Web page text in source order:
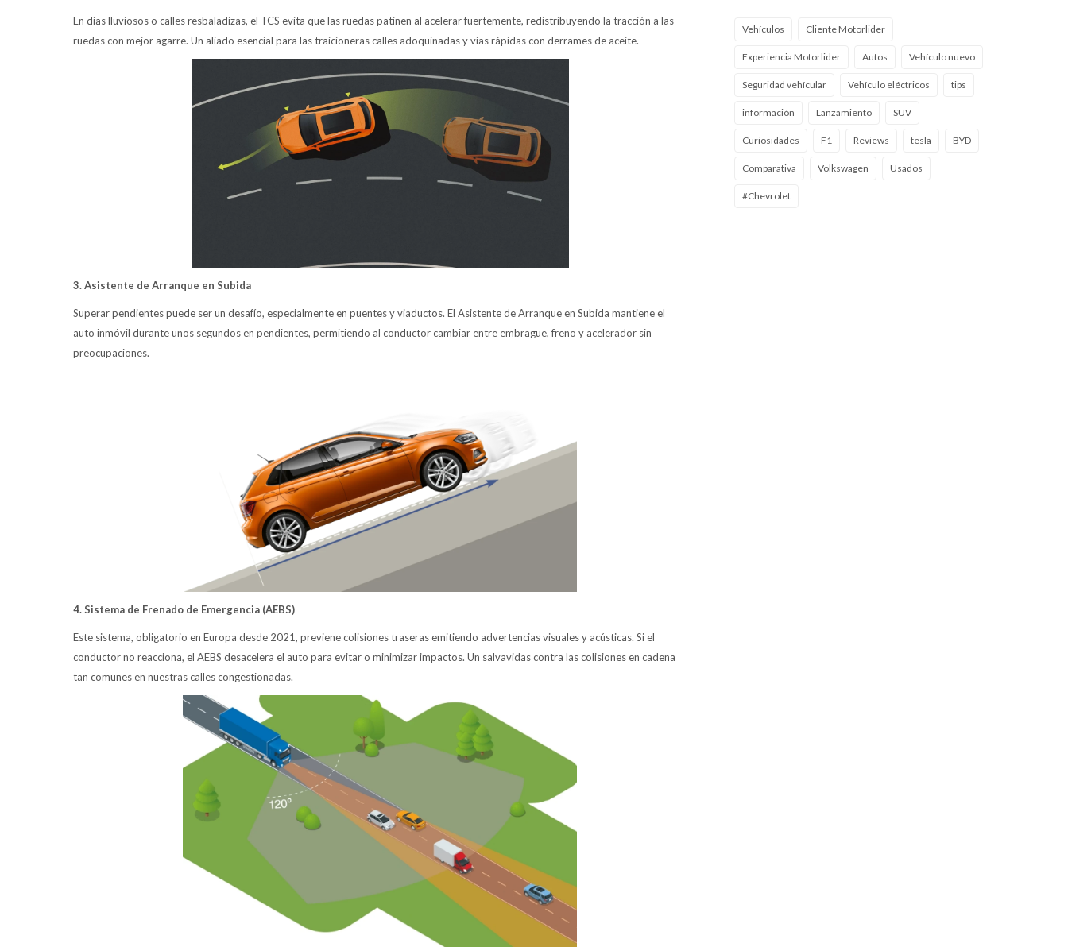
En días lluviosos o calles resbaladizas, el TCS evita que las ruedas patinen al acelerar fuertemente, redistribuyendo la tracción a las
ruedas con mejor agarre. Un aliado esencial para las traicioneras calles adoquinadas y vías rápidas con derrames de aceite.
3. Asistente de Arranque en Subida
Superar pendientes puede ser un desafío, especialmente en puentes y viaductos. El Asistente de Arranque en Subida mantiene el
auto inmóvil durante unos segundos en pendientes, permitiendo al conductor cambiar entre embrague, freno y acelerador sin
preocupaciones.
4. Sistema de Frenado de Emergencia (AEBS)
Este sistema, obligatorio en Europa desde 2021, previene colisiones traseras emitiendo advertencias visuales y acústicas. Si el
conductor no reacciona, el AEBS desacelera el auto para evitar o minimizar impactos. Un salvavidas contra las colisiones en cadena
tan comunes en nuestras calles congestionadas.
Vehículos Cliente Motorlider
Experiencia Motorlider Autos Vehículo nuevo
Seguridad vehícular Vehículo eléctricos tips
información Lanzamiento SUV
Curiosidades F1 Reviews tesla BYD
Comparativa Volkswagen Usados
#Chevrolet